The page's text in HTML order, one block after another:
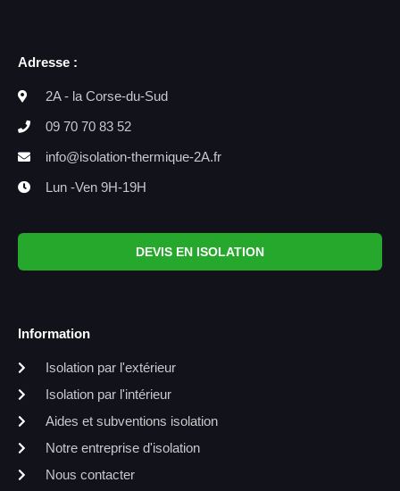
Adresse :
2A - la Corse-du-Sud
09 70 70 83 52
info@isolation-thermique-2A.fr
Lun -Ven 9H-19H
DEVIS EN ISOLATION
Information
Isolation par l'extérieur
Isolation par l'intérieur
Aides et subventions isolation
Notre entreprise d'isolation
Nous contacter